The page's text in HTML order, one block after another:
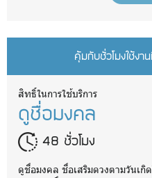
คุ้มกับชั่วโมงใช้งา
สิทธิ์ในการใช้บริการ
ดูชื่อมงคล
48 ชั่วโมง
ดูชื่อมงคล ชื่อเสริมดวงตามวันเกิ